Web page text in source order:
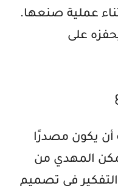
عملية صنعها.
على
أن يكون مصدرًا
المهدي من
في تصميم